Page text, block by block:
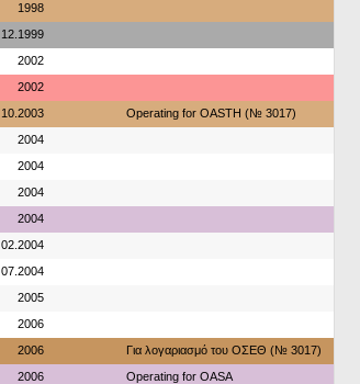
1998
12.1999
2002
2002
10.2003 Operating for OASTH (№ 3017)
2004
2004
2004
2004
02.2004
07.2004
2005
2006
2006 Για λογαριασμό του ΟΣΕΘ (№ 3017)
2006 Operating for OASA